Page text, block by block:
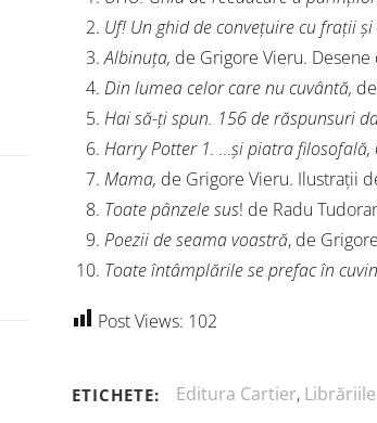
Uf! Un ghid de convețuire cu frații
Albinuța, de Grigore Vieru.
Din lumea celor care nu cuvântă,
Hai să-ți spun. 156 de răspunsuri
Harry Potter 1. …și piatra filosofală,
Mama, de Grigore Vieru. Ilustrații
Toate pânzele sus! de Radu
Poezii de seama voastră, de
Toate întâmplările se prefac în
Post Views: 102
ETICHETE: Editura Cartier,